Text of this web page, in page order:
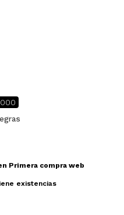
Primera compra web
existencias